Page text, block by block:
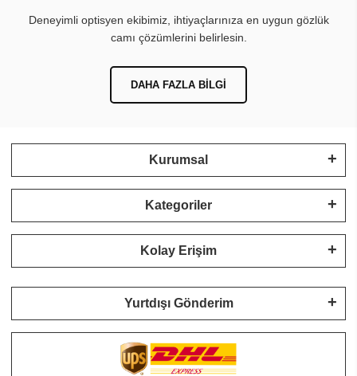
Deneyimli optisyen ekibimiz, ihtiyaçlarınıza en uygun gözlük
camı çözümlerini belirlesin.
DAHA FAZLA BILGI
Kurumsal
Kategoriler
Kolay Erişim
Yurtdışı Gönderim